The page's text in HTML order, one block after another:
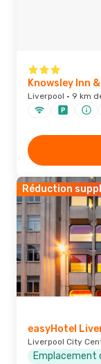
Knowsley Inn
Liverpool · 9 km
Réduction
easyHotel
Liverpool City
Emplacement